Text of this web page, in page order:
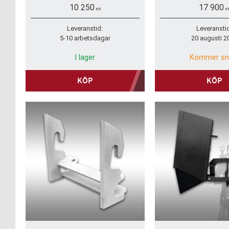
cm.
10 250KR
Leveranstid:
5-10 arbetsdagar
I lager
KÖP
säkert och effektivt
stockar.
17 900
20 augusti
Kommer
KÖP